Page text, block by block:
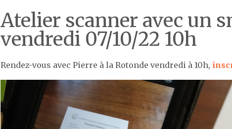
Atelier scanner avec un
vendredi 07/10/22 10h
Rendez-vous avec Pierre à la Rotonde vendredi à 10h,